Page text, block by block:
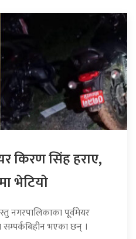
किरण सिंह हराए,
भेटियाे
नगरपालिकाका पूर्वमेयर
भएका छन् ।